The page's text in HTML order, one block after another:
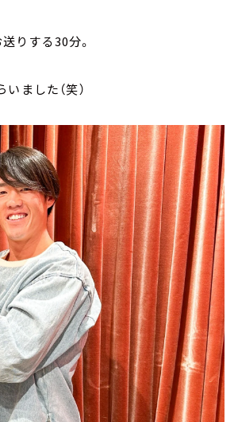
りする30分。
ました（笑）